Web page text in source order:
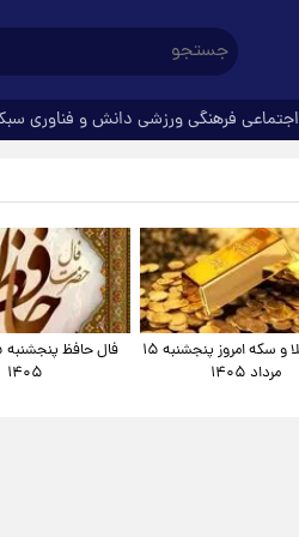
اجتماعی فرهنگیورزشی دانش و فناوری
قیمت طلا و سکه امروز پنجشنبه ۱۵
مرداد ۱۴۰۵
۱۴۰۵